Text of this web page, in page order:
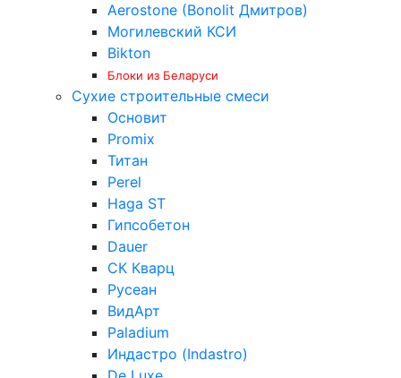
Aerostone (Bonolit Дмитров)
Могилевский КСИ
Bikton
Блоки из Беларуси
Сухие строительные смеси
Основит
Promix
Титан
Perel
Haga ST
Гипсобетон
Dauer
СК Кварц
Русеан
ВидАрт
Paladium
Индастро (Indastro)